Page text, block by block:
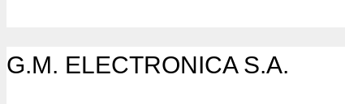
G.M. ELECTRONICA S.A.